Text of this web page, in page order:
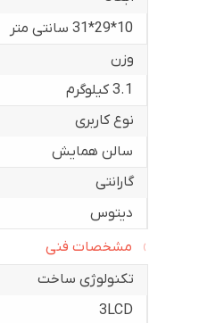
10*29*31 سانتی متر
وزن
3.1 کیلوگرم
نوع کاربری
سالن همایش
گارانتی
دیتوس
مشخصات فنی
تکنولوژی ساخت
3LCD